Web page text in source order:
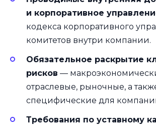
и корпоративное
кодекса корпоративного
комитетов внутри компании.
Обязательное раскрытие
рисков —
отраслевые, рыночные, а
специфические для
Требования по уставному